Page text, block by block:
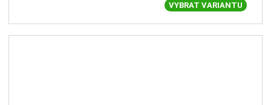
VYBRAT VARIANTU